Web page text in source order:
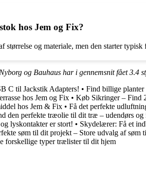
hos Jem og Fix?
og materiale, men den starter
og Bauhaus har i gennemsnit fået3.4
C til Jackstik Adapters! • Find billige planter
hos Jem og Fix • Køb Sikringer – Find
hos Jem & Fix • Få det perfekte
den perfekte træolie til dit træ – udendørs og
lyskontakter er stort! • Skydelærer: Få et
søm til dit projekt – Store udvalg af søm
forskellige typer trælister til dit hjem